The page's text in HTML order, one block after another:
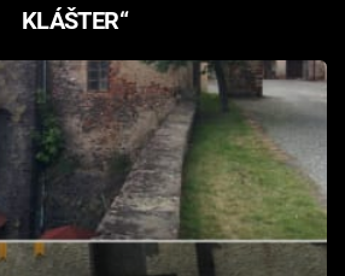
KLÁŠTER“